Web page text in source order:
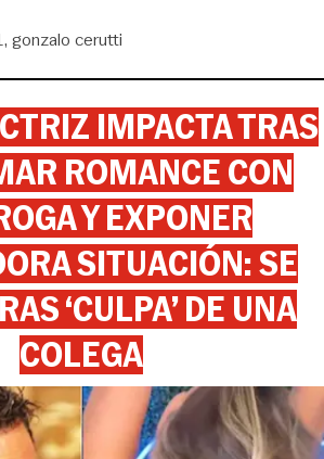
gonzalo cerutti
IMPACTA TRAS
ROMANCE CON
Y EXPONER
SITUACIÓN: SE
‘CULPA’ DE UNA
COLEGA